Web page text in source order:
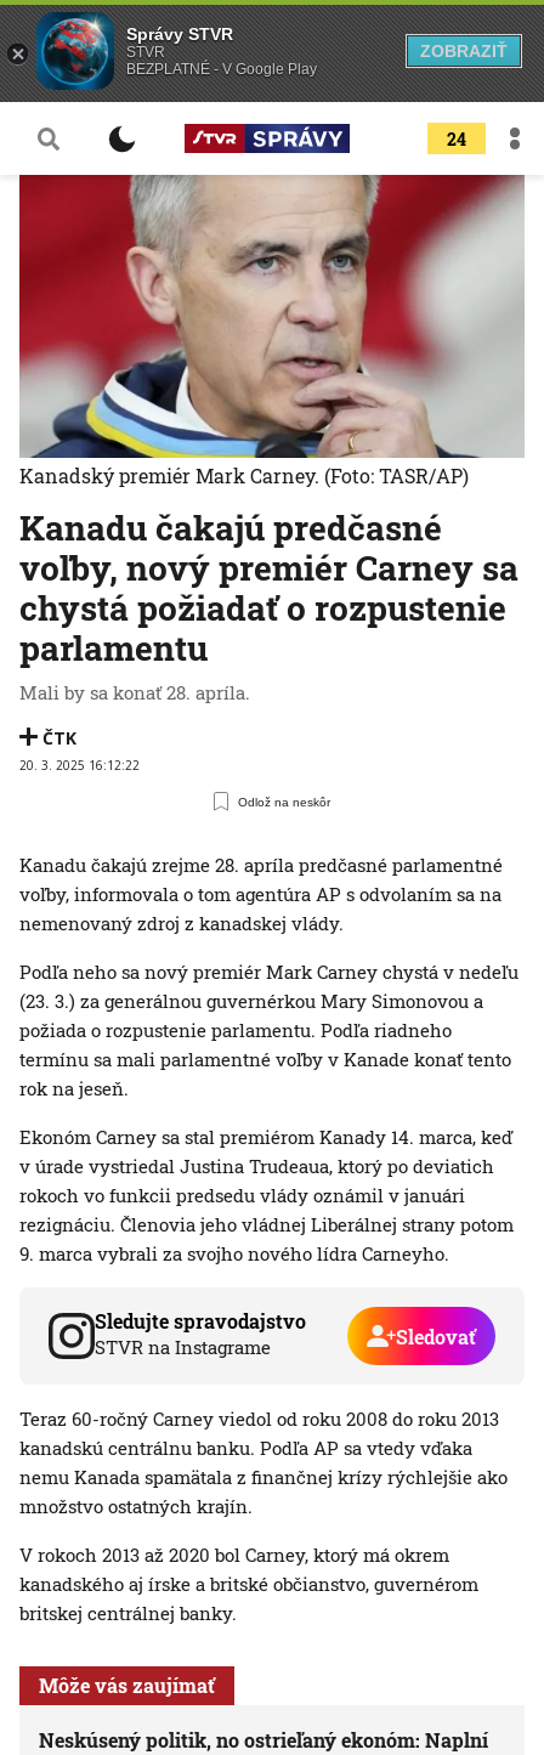
24
Kanadu čakajú predčasné
voľby, nový premiér Carney sa
chystá požiadať o rozpustenie
parlamentu
Mali by sa konať 28. apríla.
ČTK
20. 3. 2025 16:12:22
Odlož na neskôr
Kanadský premiér Mark Carney. (Foto: TASR/AP)
Kanadu čakajú zrejme 28. apríla predčasné parlamentné
voľby, informovala o tom agentúra AP s odvolaním sa na
nemenovaný zdroj z kanadskej vlády.
Podľa neho sa nový premiér Mark Carney chystá v nedeľu
(23. 3.) za generálnou guvernérkou Mary Simonovou a
požiada o rozpustenie parlamentu. Podľa riadneho
termínu sa mali parlamentné voľby v Kanade konať tento
rok na jeseň.
Ekonóm Carney sa stal premiérom Kanady 14. marca, keď
v úrade vystriedal Justina Trudeaua, ktorý po deviatich
rokoch vo funkcii predsedu vlády oznámil v januári
rezignáciu. Členovia jeho vládnej Liberálnej strany potom
9. marca vybrali za svojho nového lídra Carneyho.
Sledujte spravodajstvo
STVR na Instagrame Sledovať
Teraz 60-ročný Carney viedol od roku 2008 do roku 2013
kanadskú centrálnu banku. Podľa AP sa vtedy vďaka
nemu Kanada spamätala z finančnej krízy rýchlejšie ako
množstvo ostatných krajín.
V rokoch 2013 až 2020 bol Carney, ktorý má okrem
kanadského aj írske a britské občianstvo, guvernérom
britskej centrálnej banky.
Môže vás zaujímať
Neskúsený politik, no ostrieľaný ekonóm: Naplní
Správy STVR
STVR
BEZPLATNÉ - V Google Play
ZOBRAZIŤ